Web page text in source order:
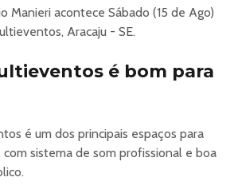
clássicos da música romântica
na carreira do artista e chega ao
e envolvente
só palco, interpretações apaixonadas
décadas e seguem
Manieri acontece Sábado (15 de Ago)
Aracaju - SE.
é bom para
é um dos principais espaços para
com sistema de som profissional e boa